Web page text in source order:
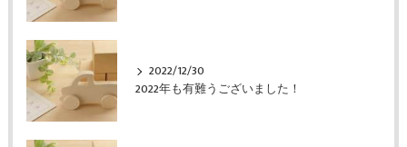
2022/12/30
2022年も有難うございました！